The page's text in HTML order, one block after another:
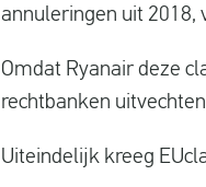
annuleringen uit 2018,
Omdat Ryanair deze
rechtbanken
Uiteindelijk kreeg